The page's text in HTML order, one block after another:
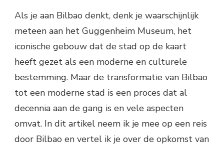
Als je aan Bilbao denkt, denk je waarschijnlijk
meteen aan het Guggenheim Museum, het
iconische gebouw dat de stad op de kaart
heeft gezet als een moderne en culturele
bestemming. Maar de transformatie van Bilbao
tot een moderne stad is een proces dat al
decennia aan de gang is en vele aspecten
omvat. In dit artikel neem ik je mee op een reis
door Bilbao en vertel ik je over de opkomst van